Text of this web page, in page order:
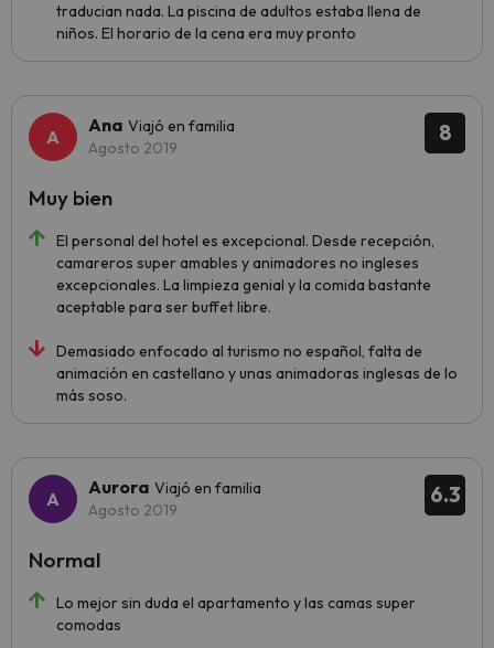
traducian nada. La piscina de adultos estaba llena de
niños. El horario de la cena era muy pronto
8
Ana Viajó en familia
Agosto 2019
El personal del hotel es excepcional. Desde recepción,
camareros super amables y animadores no ingleses
excepcionales. La limpieza genial y la comida bastante
aceptable para ser buffet libre.
Demasiado enfocado al turismo no español, falta de
animación en castellano y unas animadoras inglesas de lo
más soso.
Muy bien
6.3
Aurora Viajó en familia
Agosto 2019
Lo mejor sin duda el apartamento y las camas super
comodas
Normal